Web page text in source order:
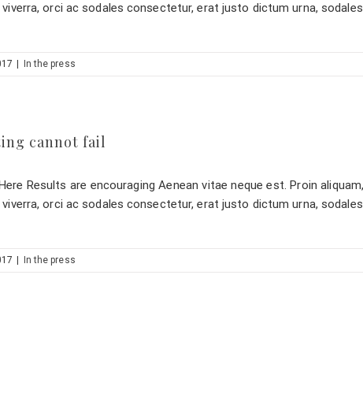
orci ac sodales consectetur, erat justo dictum urna,
In the press
cannot fail
Results are encouraging Aenean vitae neque est. Proin
orci ac sodales consectetur, erat justo dictum urna,
In the press